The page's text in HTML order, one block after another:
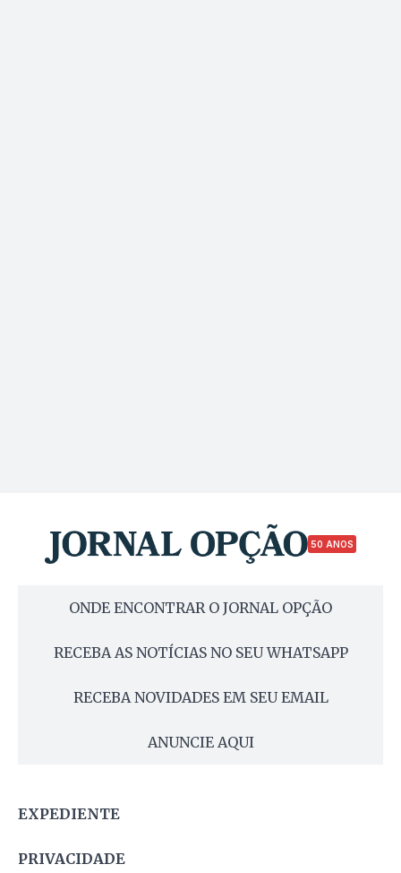
50 ANOS
ONDE ENCONTRAR O JORNAL OPÇÃO
RECEBA AS NOTÍCIAS NO SEU WHATSAPP
RECEBA NOVIDADES EM SEU EMAIL
ANUNCIE AQUI
EXPEDIENTE
PRIVACIDADE